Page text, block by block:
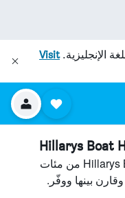
الإنجليزية.Visit
ابحث عن فنادق بجانب Hillarys Boat Harbour من مئات